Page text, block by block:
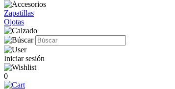
Zapatillas
Ojotas
Iniciar sesión
0